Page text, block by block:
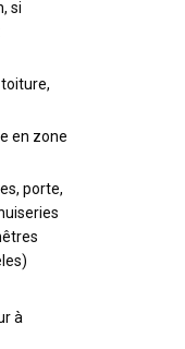
si
en zone
porte,
à